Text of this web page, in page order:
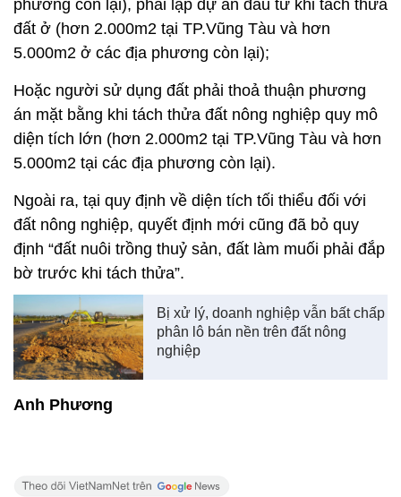
phương còn lại), phải lập dự án đầu tư khi tách thửa
đất ở (hơn 2.000m2 tại TP.Vũng Tàu và hơn
5.000m2 ở các địa phương còn lại);
Hoặc người sử dụng đất phải thoả thuận phương
án mặt bằng khi tách thửa đất nông nghiệp quy mô
diện tích lớn (hơn 2.000m2 tại TP.Vũng Tàu và hơn
5.000m2 tại các địa phương còn lại).
Ngoài ra, tại quy định về diện tích tối thiểu đối với
đất nông nghiệp, quyết định mới cũng đã bỏ quy
định “đất nuôi trồng thuỷ sản, đất làm muối phải đắp
bờ trước khi tách thửa”.
Bị xử lý, doanh nghiệp vẫn bất chấp
phân lô bán nền trên đất nông
nghiệp
Anh Phương